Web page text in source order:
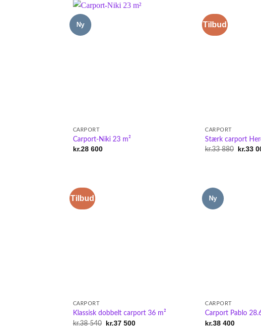
Ny
CARPORT
Carport-Niki 23 m²
kr.28 600
Tilbud
CARPORT
Stærk carport
kr.33 880 Original
kr.33
Tilbud
CARPORT
Klassisk dobbelt carport 36 m²
kr.38 540
Original
kr.37 500
Ny
CARPORT
Carport Pablo
kr.38 400